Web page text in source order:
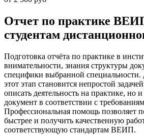
Отчет по практике
студентам
Подготовка отчёта по практике в
внимательности, знания структуры
специфики выбранной специальности.
этот этап становится непростой
описать деятельность на практике, но
документ в соответствии с
Профессиональная помощь позволяет
быстрее и получить качественную
соответствующую стандартам ВЕИП.